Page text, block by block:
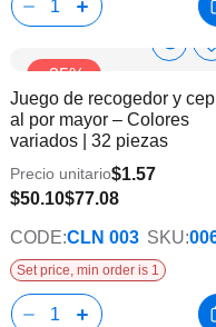
-35%
Info
Juego de recogedor y
al por mayor – Colores
variados | 32 piezas
$50.10$77.08
Precio unitario$1.57
CODE:CLN 003 SKU:
Set price, min order is 1